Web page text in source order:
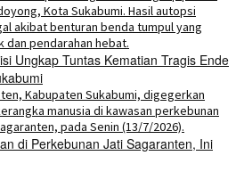
Ungkap Tuntas Kematian Tragis Ende
di Perkebunan Jati Sagaranten, Ini